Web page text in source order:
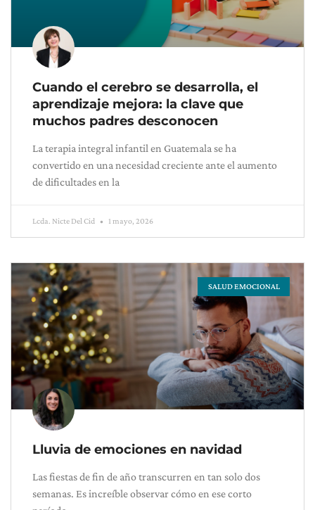
Cuando el cerebro se desarrolla, el
aprendizaje mejora: la clave que
muchos padres desconocen
La terapia integral infantil en Guatemala se ha
convertido en una necesidad creciente ante el aumento
de dificultades en la
Lcda. Nicte Del Cid 1 mayo, 2026
SALUD EMOCIONAL
Lluvia de emociones en navidad
Las fiestas de fin de año transcurren en tan solo dos
semanas. Es increíble observar cómo en ese corto